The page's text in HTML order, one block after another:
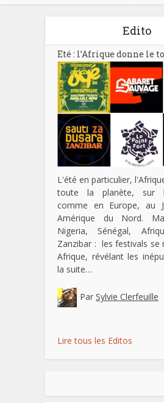
Edito
Eté : l’Afrique donne le
L'été en particulier,
toute la planète, sur
comme en Europe, au
Amérique du Nord.
Nigeria, Sénégal,
Zanzibar : les festivals se
Afrique, révélant les
la suite…
Par Sylvie Clerfeuille
Lire tous les Editos